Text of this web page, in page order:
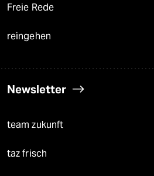
Freie Rede
reingehen
Newsletter
team zukunft
taz frisch